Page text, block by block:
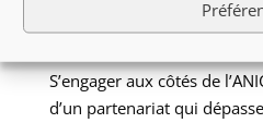
S’engager aux côtés de
d’un partenariat qui